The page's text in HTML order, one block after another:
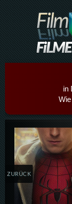
in
Details,Play
ZURÜCK